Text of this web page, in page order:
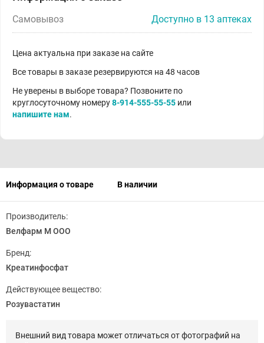
Самовывоз Доступно в 13 аптеках
Цена актуальна при заказе на сайте
Все товары в заказе резервируются на 48 часов
Не уверены в выборе товара? Позвоните по
круглосуточному номеру8-914-555-55-55 или
напишите нам.
Информация о товаре В наличии
Производитель:
Велфарм М ООО
Бренд:
Креатинфосфат
Действующее вещество:
Розувастатин
Внешний вид товара может отличаться от фотографий на